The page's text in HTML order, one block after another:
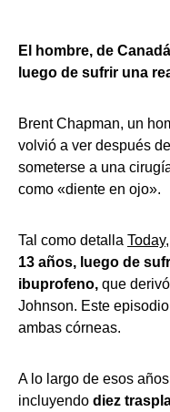
El hombre, de
luego de sufrir una
Brent Chapman, un
volvió a ver después
someterse a una
como «diente en ojo».
Tal como detalla Today,
13 años, luego de
ibuprofeno, que
Johnson. Este
ambas córneas.
A lo largo de esos
incluyendo diez